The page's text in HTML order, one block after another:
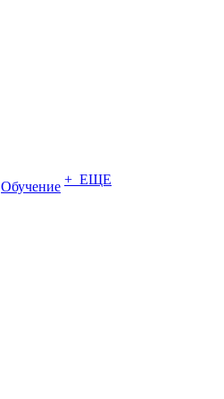
Обучение + ЕЩЕ